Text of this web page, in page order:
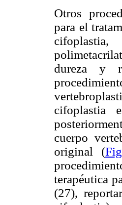
Otros
para el
dureza y
cifoplastia
cuerpo
original (
terapéutica
(27),